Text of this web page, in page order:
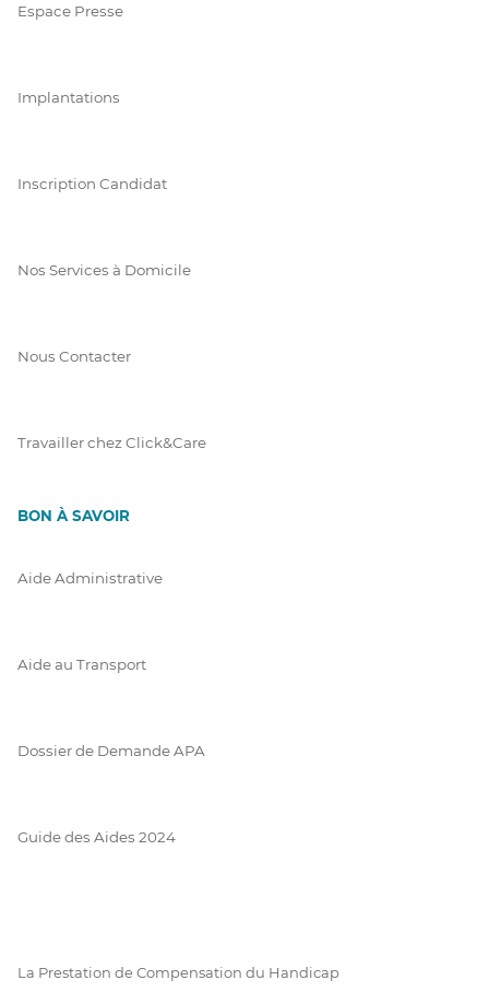
Espace Presse
Implantations
Inscription Candidat
Nos Services à Domicile
Nous Contacter
Travailler chez Click&Care
BON À SAVOIR
Aide Administrative
Aide au Transport
Dossier de Demande APA
Guide des Aides 2024
La Prestation de Compensation du Handicap